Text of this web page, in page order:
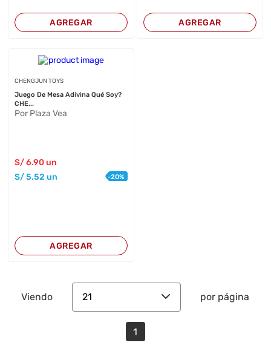
AGREGAR AGREGAR
CHENGJUN TOYS
Juego De Mesa Adivina Qué Soy?
CHE...
Por Plaza Vea
S/6.90 un
S/5.52 un -20%
AGREGAR
Viendo 21 por página
1